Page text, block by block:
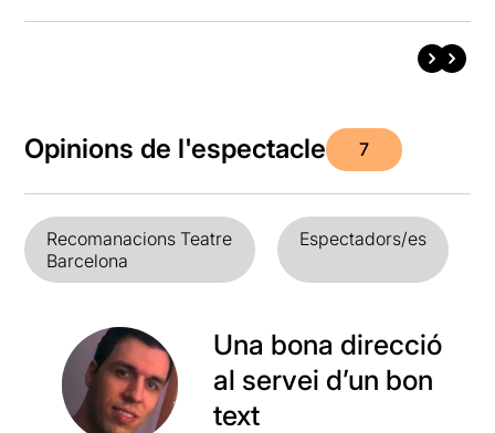
Opinions de l'espectacle 7
Recomanacions Teatre
Barcelona
Espectadors/es
Una bona direcció
al servei d’un bon
text